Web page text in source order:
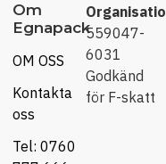
Om
Egnapack
OM OSS
Kontakta
oss
Tel: 0760
559047-
6031
Godkänd
för F-skatt